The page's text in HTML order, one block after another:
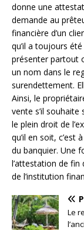
donne une
demande au
financière d’un
qu’il a toujours
présenter partout
un nom dans le
surendettement.
Ainsi, le
vente s’il
le plein droit de
qu’il en soit, c’est
du banquier. Une
l’attestation de
de l’institution
Le